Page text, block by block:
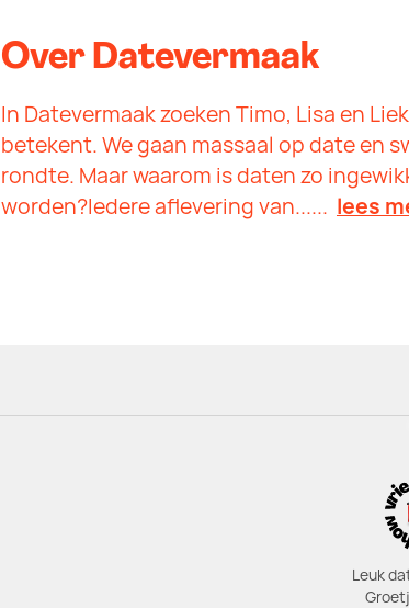
Over Datevermaak
In Datevermaak zoeken Timo, Lisa en
betekent. We gaan massaal op date en
rondte. Maar waarom is daten zo
worden?Iedere aflevering van...... lees
Leuk